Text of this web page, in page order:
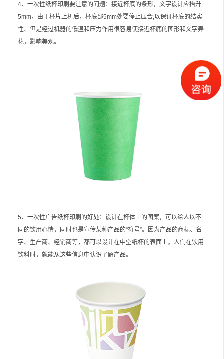
4、一次性纸杯印刷要注意的问题：接近杯底的条形，文字设计应抬升
5mm，由于杯片上机后，杯底部5mm处要停止压合,以保证杯底的结实
性、但是经过机器的低温和压力作用很容易使接近杯底的图形和文字弄
花，影响美观。
5、一次性广告纸杯印刷的好处：设计在杯体上的图案，可以给人以不
同的饮用心情，同时也是宣传某种产品的“符号”。因为产品的商标、名
字、生产商、经销商等，都可以设计在中空纸杯的表面上。人们在饮用
饮料时，就能从这些信息中认识了解产品。